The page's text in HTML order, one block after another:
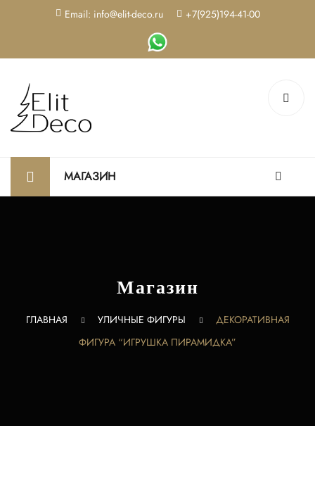
Email: info@elit-deco.ru +7(925)194-41-00
МАГАЗИН
Магазин
ГЛАВНАЯ УЛИЧНЫЕ ФИГУРЫ
ДЕКОРАТИВНАЯ
ФИГУРА “ИГРУШКА ПИРАМИДКА”